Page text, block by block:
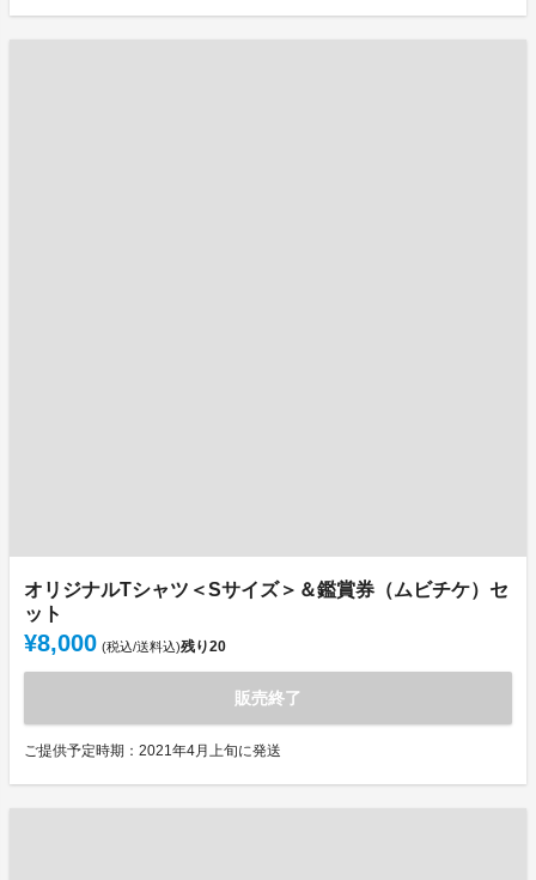
オリジナルTシャツ＜Sサイズ＞＆鑑賞券（ムビチケ）セ
ット
¥8,000 (税込/送料込)残り20
販売終了
ご提供予定時期：2021年4月上旬に発送